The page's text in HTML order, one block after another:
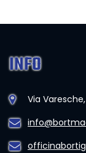
INFO
Via